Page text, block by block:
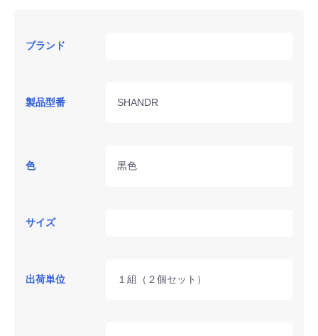
ブランド
製品型番 SHANDR
色 黒色
サイズ
出荷単位 １組（２個セット）